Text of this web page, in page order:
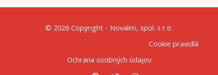
© 2026 Copyright - Novalim, spol. s r.o.
Cookie pravidlá
Ochrana osobných údajov